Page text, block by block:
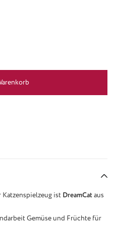
gewünschten Wert
ist DreamCataus
Gemüse und Früchte für